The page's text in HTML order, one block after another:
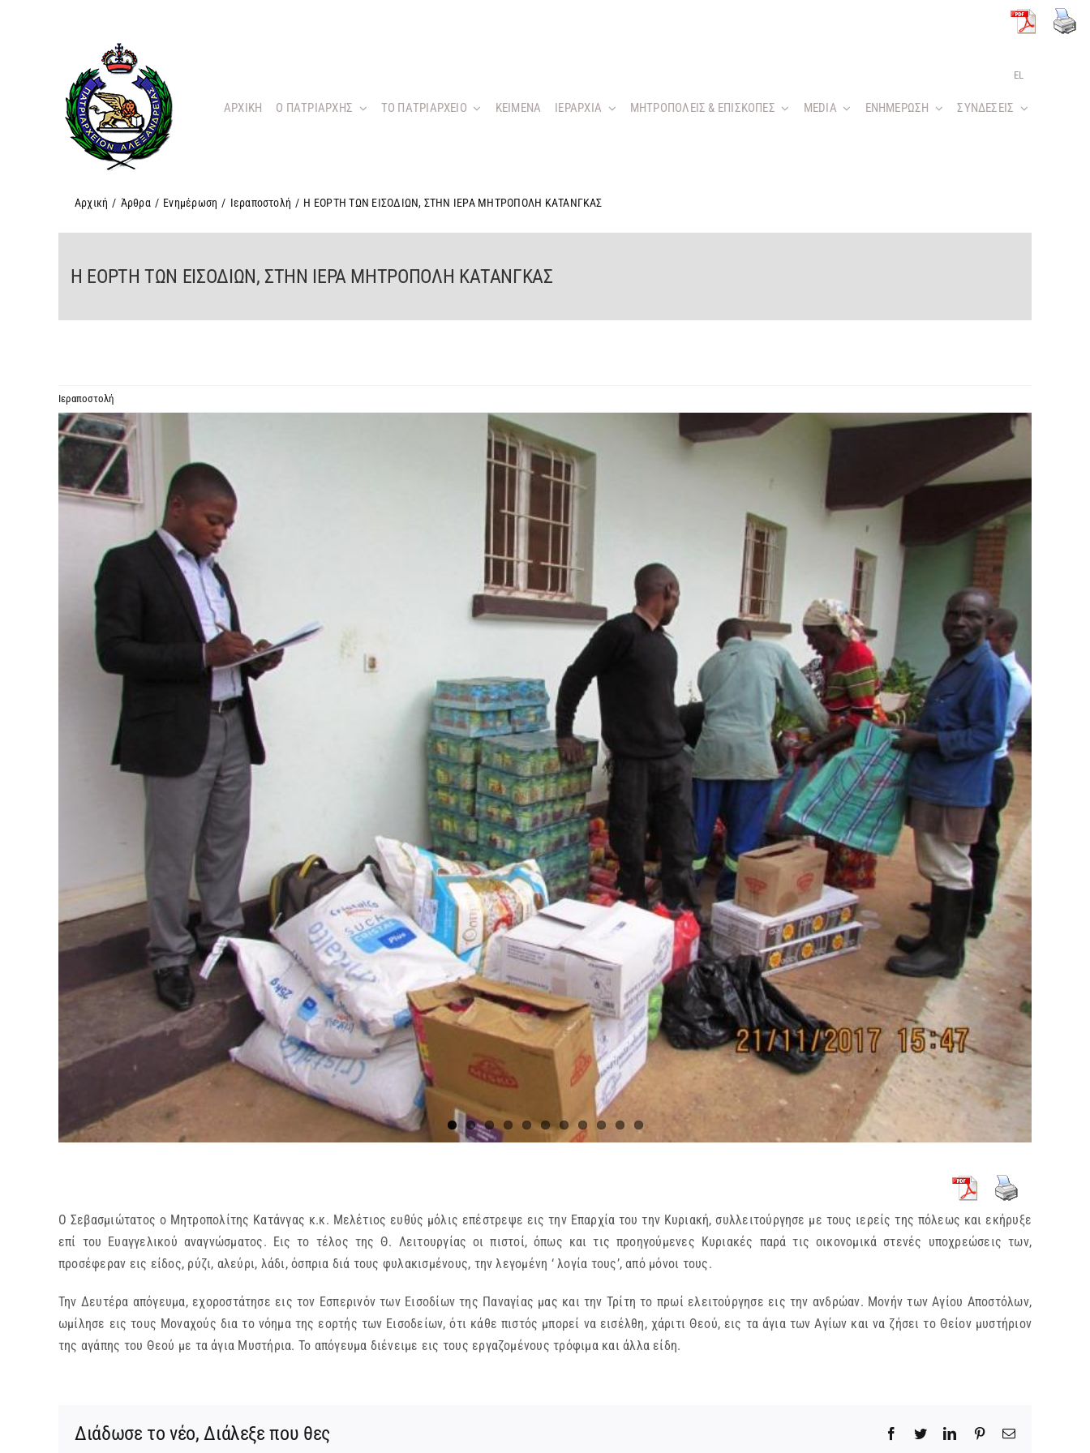
EL
ΑΡΧΙΚΗ O ΠΑΤΡΙΑΡΧΗΣ ΤΟ ΠΑΤΡΙΑΡΧΕΙΟ KEIMENA ΙΕΡΑΡΧΙΑ ΜΗΤΡΟΠΟΛΕΙΣ & ΕΠΙΣΚΟΠΕΣ MEDIA ΕΝΗΜΕΡΩΣΗ ΣΥΝΔΕΣΕΙΣ
Αρχική / Άρθρα / Ενημέρωση / Ιεραποστολή / Η ΕΟΡΤΗ ΤΩΝ ΕΙΣΟΔΙΩΝ, ΣΤΗΝ ΙΕΡΑ ΜΗΤΡΟΠΟΛΗ ΚΑΤΑΝΓΚΑΣ
Η ΕΟΡΤΗ ΤΩΝ ΕΙΣΟΔΙΩΝ, ΣΤΗΝ ΙΕΡΑ ΜΗΤΡΟΠΟΛΗ ΚΑΤΑΝΓΚΑΣ
Ιεραποστολή
Προβολή
μεγαλύτερης
εικόνας
Ο Σεβασμιώτατος ο Μητροπολίτης Κατάνγας κ.κ. Μελέτιος ευθύς μόλις επέστρεψε εις την Επαρχία του την Κυριακή, συλλειτούργησε με τους ιερείς της πόλεως και εκήρυξε
επί του Ευαγγελικού αναγνώσματος. Eις το τέλος της Θ. Λειτουργίας οι πιστοί, όπως και τις προηγούμενες Κυριακές παρά τις οικονομικά στενές υποχρεώσεις των,
προσέφεραν εις είδος, ρύζι, αλεύρι, λάδι, όσπρια διά τους φυλακισμένους, την λεγομένη ‘ λογία τους’, από μόνοι τους.
Την Δευτέρα απόγευμα, εχοροστάτησε εις τον Εσπερινόν των Εισοδίων της Παναγίας μας και την Τρίτη το πρωί ελειτούργησε εις την ανδρώαν. Μονήν των Αγίου Αποστόλων,
ωμίλησε εις τους Μοναχούς δια το νόημα της εορτής των Εισοδείων, ότι κάθε πιστός μπορεί να εισέλθη, χάριτι Θεού, εις τα άγια των Αγίων και να ζήσει το Θείον μυστήριον
της αγάπης του Θεού με τα άγια Μυστήρια. Το απόγευμα διένειμε εις τους εργαζομένους τρόφιμα και άλλα είδη.
Διάδωσε το νέο, Διάλεξε που θες Facebook
TwitterLinkedInPinterestEmail